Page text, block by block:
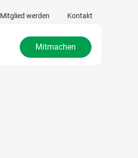
Mitglied werden Kontakt
Mitmachen